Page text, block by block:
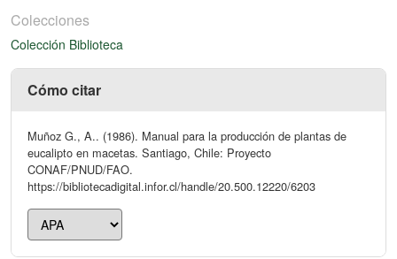
Colecciones
Colección Biblioteca
Cómo citar
Muñoz G., A.. (1986). Manual para la producción de plantas de
eucalipto en macetas. Santiago, Chile: Proyecto
CONAF/PNUD/FAO.
https://bibliotecadigital.infor.cl/handle/20.500.12220/6203